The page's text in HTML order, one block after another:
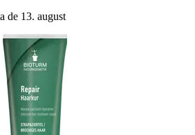
de 13. august